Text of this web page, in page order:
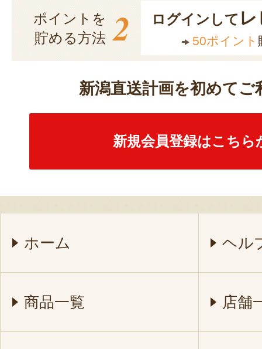
ポイントを
貯める方法 2 ログインして
50ポイント
新潟直送計画を初めてご
新規会員登録はこちら
ホーム ヘル
商品一覧 店舗